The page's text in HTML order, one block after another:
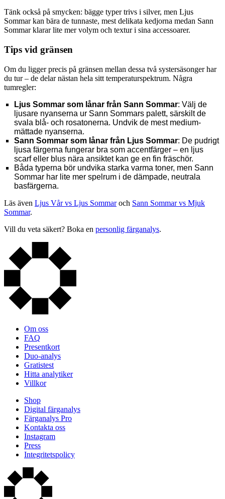
Tänk också på smycken: bägge typer trivs i silver, men Ljus
Sommar kan bära de tunnaste, mest delikata kedjorna medan Sann
Sommar klarar lite mer volym och textur i sina accessoarer.
Tips vid gränsen
Om du ligger precis på gränsen mellan dessa två systersäsonger har
du tur – de delar nästan hela sitt temperaturspektrum. Några
tumregler:
Ljus Sommar som lånar från Sann Sommar: Välj de
ljusare nyanserna ur Sann Sommars palett, särskilt de
svala blå- och rosatonerna. Undvik de mest medium-
mättade nyanserna.
Sann Sommar som lånar från Ljus Sommar: De pudrigt
ljusa färgerna fungerar bra som accentfärger – en ljus
scarf eller blus nära ansiktet kan ge en fin fräschör.
Båda typerna bör undvika starka varma toner, men Sann
Sommar har lite mer spelrum i de dämpade, neutrala
basfärgerna.
Läs även Ljus Vår vs Ljus Sommaroch Sann Sommar vs Mjuk
Sommar.
Vill du veta säkert? Boka en personlig färganalys.
Om oss
FAQ
Presentkort
Duo-analys
Gratistest
Hitta analytiker
Villkor
Shop
Digital färganalys
Färganalys Pro
Kontakta oss
Instagram
Press
Integritetspolicy